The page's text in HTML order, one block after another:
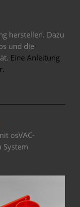
herstellen. Dazu
und die
Eine Anleitung
osVAC-
System